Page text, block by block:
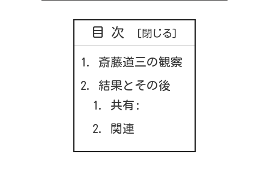
目次
斎藤道三の観察
結果とその後
共有:
関連